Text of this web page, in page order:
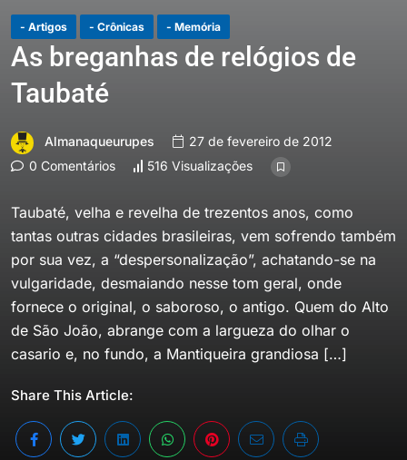
- Artigos - Crônicas - Memória
As breganhas de relógios de
Taubaté
Almanaqueurupes
27 de fevereiro de 2012
0 Comentários
516 Visualizações
Taubaté, velha e revelha de trezentos anos, como
tantas outras cidades brasileiras, vem sofrendo também
por sua vez, a “despersonalização”, achatando-se na
vulgaridade, desmaiando nesse tom geral, onde
fornece o original, o saboroso, o antigo. Quem do Alto
de São João, abrange com a largueza do olhar o
casario e, no fundo, a Mantiqueira grandiosa […]
Share This Article: